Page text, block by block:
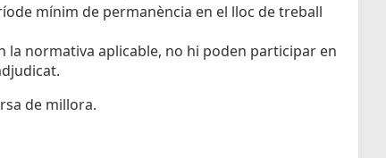
mínim de permanència en el lloc de treball
la normativa aplicable, no hi poden participar en
de millora.